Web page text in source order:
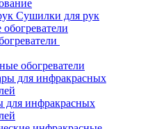
Сушилки для рук
обогреватели
для инфракрасных